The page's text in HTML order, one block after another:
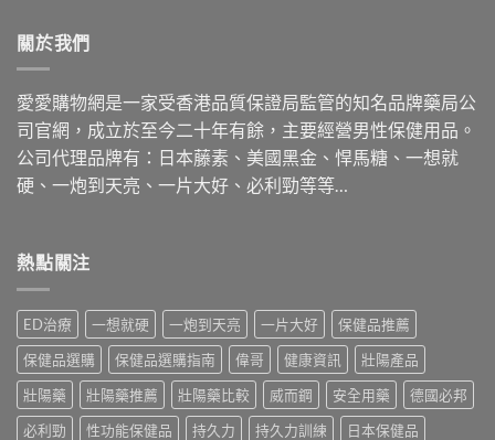
關於我們
愛愛購物網是一家受香港品質保證局監管的知名品牌藥局公
司官網，成立於至今二十年有餘，主要經營男性保健用品。
公司代理品牌有：日本藤素、美國黑金、悍馬糖、一想就
硬、一炮到天亮、一片大好、必利勁等等…
熱點關注
ED治療 一想就硬 一炮到天亮 一片大好
保健品推薦
保健品選購
保健品選購指南 偉哥 健康資訊
壯陽產品
壯陽藥
壯陽藥推薦 壯陽藥比較 威而鋼 安全用藥
德國必邦
必利勁
性功能保健品 持久力 持久力訓練
日本保健品